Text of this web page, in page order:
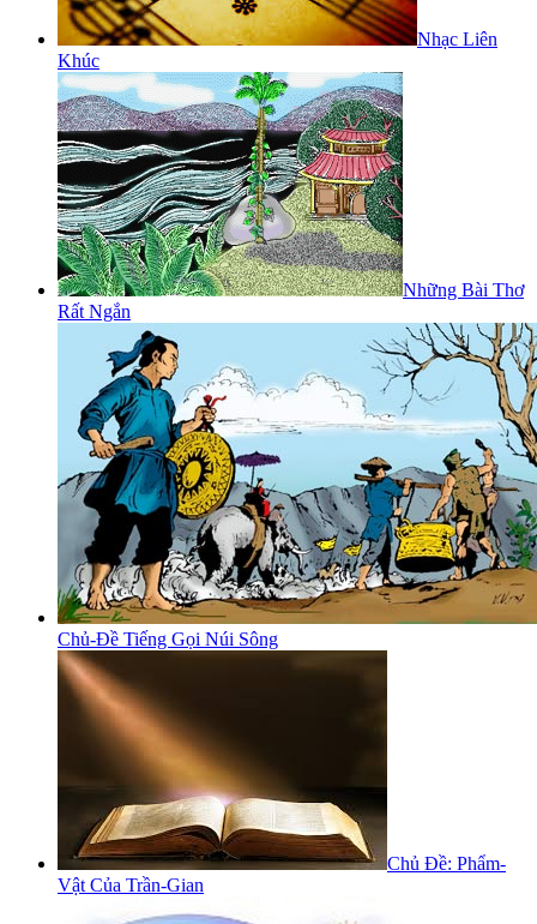
Nhạc Liên
Khúc
Những Bài Thơ
Rất Ngắn
Chủ-Đề Tiếng Gọi Núi Sông
Chủ Đề: Phẩm-
Vật Của Trần-Gian